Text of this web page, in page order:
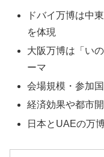
ドバイ万博は中
を体現
大阪万博は「い
ーマ
会場規模・参加
経済効果や都市
日本とUAEの万